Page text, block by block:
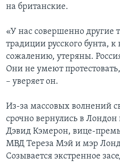
на британские.
«У нас совершенно другие
традиции русского бунта,
сожалению, утеряны.
Они не умеют
– уверяет он.
Из-за массовых волнений
срочно вернулись в
Дэвид Кэмерон, вице-
МВД Тереза Мэй и мэр
Созывается экстренное